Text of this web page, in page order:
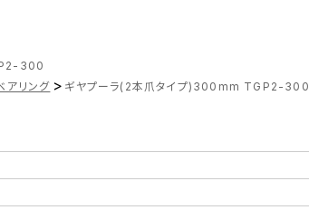
300
アリング > ギヤプーラ(2本爪タイプ)300mm TGP2-300